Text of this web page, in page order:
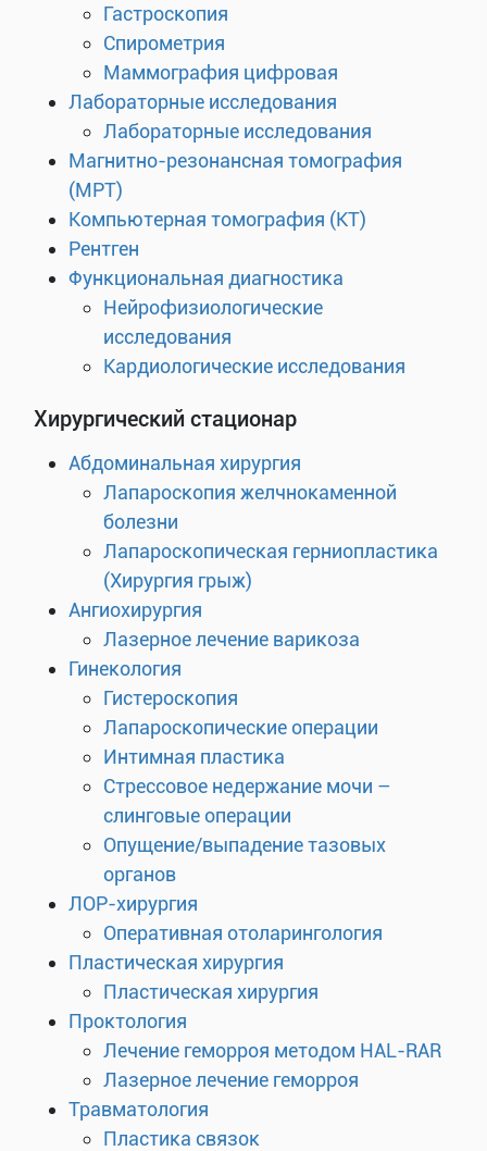
Гастроскопия
Спирометрия
Маммография цифровая
Лабораторные исследования
Лабораторные исследования
Магнитно-резонансная томография
(МРТ)
Компьютерная томография (КТ)
Рентген
Функциональная диагностика
Нейрофизиологические
исследования
Кардиологические исследования
Хирургический стационар
Абдоминальная хирургия
Лапароскопия желчнокаменной
болезни
Лапароскопическая герниопластика
(Хирургия грыж)
Ангиохирургия
Лазерное лечение варикоза
Гинекология
Гистероскопия
Лапароскопические операции
Интимная пластика
Стрессовое недержание мочи –
слинговые операции
Опущение/выпадение тазовых
органов
ЛОР-хирургия
Оперативная отоларингология
Пластическая хирургия
Пластическая хирургия
Проктология
Лечение геморроя методом HAL-RAR
Лазерное лечение геморроя
Травматология
Пластика связок